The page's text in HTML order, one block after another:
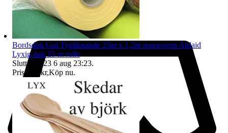
Bordsduk Gul Tygliknande 25m x 1,2m nonwoven Airlaid
Lyxig duk 25 m rulle
Sluttid
23:23 6 aug 23:23.
Pris:
295 kr,Köp nu.